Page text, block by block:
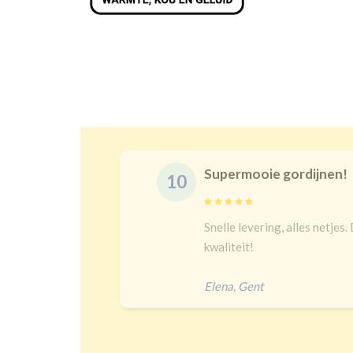
10 Prachtige
Na een lange
bij kindergordijnen.
Jip,Amersfoort